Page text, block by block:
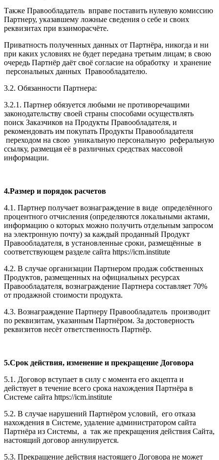
Также Правообладатель вправе поставить нулевую комиссию
Партнеру, указавшему ложные сведения о себе и своих
реквизитах при взаиморасчёте.
Приватность полученных данных от Партнёра, никогда и ни
при каких условиях не будет передана третьим лицам; в свою
очередь Партнёр даёт своё согласие на обработку и хранение
персональных данных Правообладателю.
3.2. Обязанности Партнера:
3.2.1. Партнер обязуется любыми не противоречащими
законодательству своей страны способами осуществлять
поиск Заказчиков на Продукты Правообладателя, и
рекомендовать им покупать Продукты Правообладателя
переходом на свою уникальную персональную реферальную
ссылку, размещая её в различных средствах массовой
информации.
4.Размер и порядок расчетов
4.1. Партнер получает вознаграждение в виде определённого
процентного отчисления (определяются локальными актами,
информацию о которых можно получить отдельным запросом
на электронную почту) за каждый проданный Продукт
Правообладателя, в установленные сроки, размещённые в
соответствующем разделе сайта https://icm.institute
4.2. В случае организации Партнером продаж собственных
Продуктов, размещенных на официальных ресурсах
Правообладателя, вознаграждение Партнера составляет 70%
от продажной стоимости продукта.
4.3. Вознаграждение Партнеру Правообладатель производит
по реквизитам, указанным Партнёром. За достоверность
реквизитов несёт ответственность Партнёр.
5.Срок действия, изменение и прекращение Договора
5.1. Договор вступает в силу с момента его акцепта и
действует в течение всего срока нахождения Партнёра в
Системе сайта https://icm.institute
5.2. В случае нарушений Партнёром условий, его отказа
нахождения в Системе, удаление администратором сайта
Партнёра из Системы, а так же прекращения действия Сайта,
настоящий договор аннулируется.
5.3. Прекращение действия настоящего Договора не может